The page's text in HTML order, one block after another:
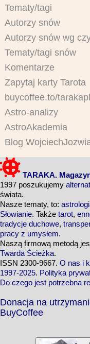
Tematy/tagi
Autorzy snów
Autorzy snów wg
Tematy/tagi snów
Komentarze
Zapytaj karty Tarota
buycoffee.to/tarakapl
Astro-analizy
AstroAkademia
Blog
TARAKA.
1997 poszukujemy
świata.
Nasze tematy, to:
Słowianie. Także tarot,
tradycje duchowe,
pracy z umysłem.
Naszą firmową metodą
Twarda Ścieżka.
ISSN 2300-9667. O nas i
1997-2025. Polityka
Do czego jest potrzebna
Donacja na
BuyCoffee